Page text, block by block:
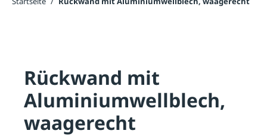
Rückwand mit
Aluminiumwellblech,
waagerecht